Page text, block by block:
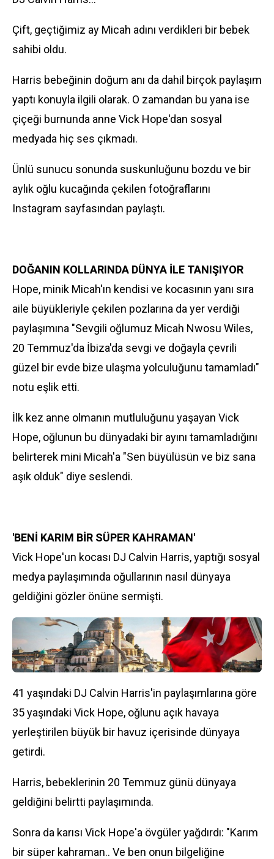
Çift, geçtiğimiz ay Micah adını verdikleri bir bebek
sahibi oldu.
Harris bebeğinin doğum anı da dahil birçok paylaşım
yaptı konuyla ilgili olarak. O zamandan bu yana ise
çiçeği burnunda anne Vick Hope'dan sosyal
medyada hiç ses çıkmadı.
Ünlü sunucu sonunda suskunluğunu bozdu ve bir
aylık oğlu kucağında çekilen fotoğraflarını
Instagram sayfasından paylaştı.
DOĞANIN KOLLARINDA DÜNYA İLE TANIŞIYOR
Hope, minik Micah'ın kendisi ve kocasının yanı sıra
aile büyükleriyle çekilen pozlarına da yer verdiği
paylaşımına "Sevgili oğlumuz Micah Nwosu Wiles,
20 Temmuz'da İbiza'da sevgi ve doğayla çevrili
güzel bir evde bize ulaşma yolculuğunu tamamladı"
notu eşlik etti.
İlk kez anne olmanın mutluluğunu yaşayan Vick
Hope, oğlunun bu dünyadaki bir ayını tamamladığını
belirterek mini Micah'a "Sen büyülüsün ve biz sana
aşık olduk" diye seslendi.
'BENİ KARIM BİR SÜPER KAHRAMAN'
Vick Hope'un kocası DJ Calvin Harris, yaptığı sosyal
medya paylaşımında oğullarının nasıl dünyaya
geldiğini gözler önüne sermişti.
41 yaşındaki DJ Calvin Harris'in paylaşımlarına göre
35 yaşındaki Vick Hope, oğlunu açık havaya
yerleştirilen büyük bir havuz içerisinde dünyaya
getirdi.
Harris, bebeklerinin 20 Temmuz günü dünyaya
geldiğini belirtti paylaşımında.
Sonra da karısı Vick Hope'a övgüler yağdırdı: "Karım
bir süper kahraman.. Ve ben onun bilgeliğine